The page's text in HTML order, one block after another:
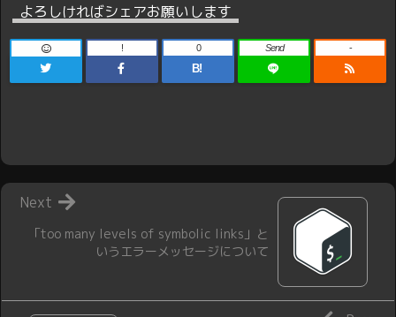
よろしければシェアお願いします
!
B!
0 Send -
「too many levels of symbolic links」と
いうエラーメッセージについて
Next